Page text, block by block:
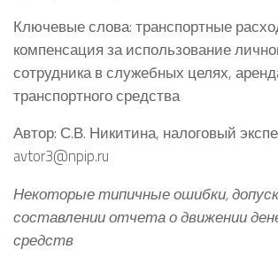
Ключевые слова: транспортные
компенсация за использование
сотрудника в служебных целях,
транспортного средства
Автор: С.В. Никитина, налоговый
avtor3@npip.ru
Некоторые типичные ошибки,
составлении отчета о движении
средств